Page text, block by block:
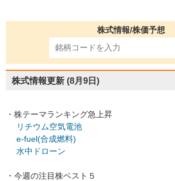
株式情報/株価予想
株式情報更新 (8月9日)
・株テーマランキング急上昇
リチウム空気電池
e-fuel(合成燃料)
水中ドローン
・今週の注目株ベスト５